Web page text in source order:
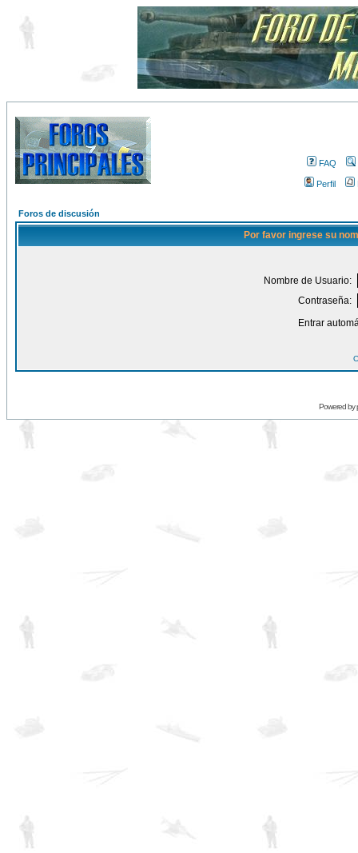
FAQ
Perfil
Foros de discusión
Por favor ingrese su
Nombre de Usuario:
Contraseña:
Entrar
Powered by